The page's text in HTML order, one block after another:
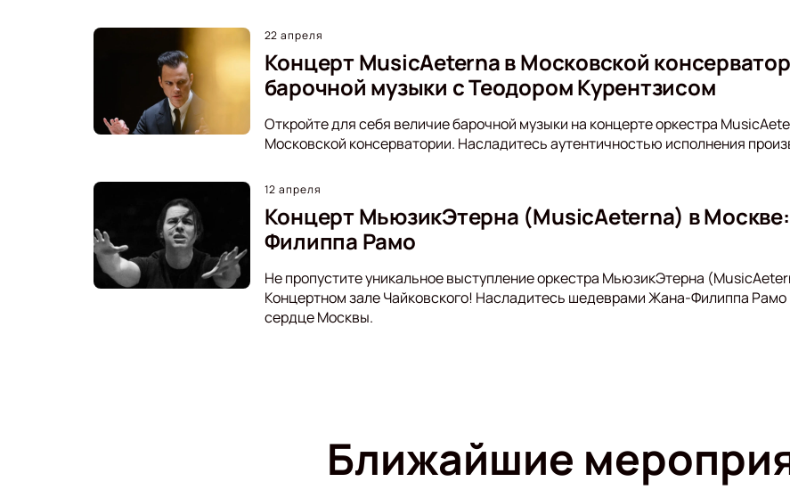
22 апреля
Концерт MusicAeterna в Московской
барочной музыки с Теодором Курентзисом
Откройте для себя величие барочной музыки на концерте оркестра
Московской консерватории. Насладитесь аутентичностью исполнения
12 апреля
Концерт МьюзикЭтерна (MusicAeterna) в
Филиппа Рамо
Не пропустите уникальное выступление оркестра МьюзикЭтерна
Концертном зале Чайковского! Насладитесь шедеврами Жана-Филиппа Рамо
сердце Москвы.
Ближайшие